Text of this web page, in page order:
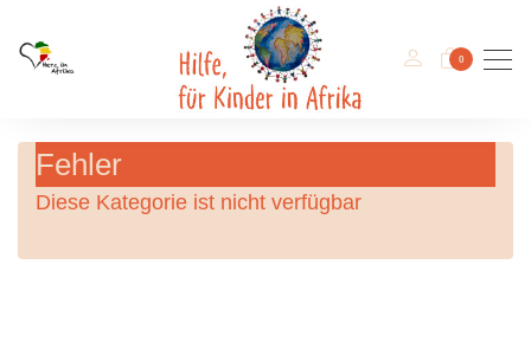
0
Fehler
Diese Kategorie ist nicht verfügbar